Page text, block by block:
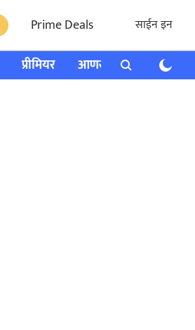
Prime Deals साईन इन
प्रीमियर आणखी राशी भविष्य